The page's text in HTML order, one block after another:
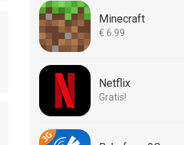
Minecraft
€ 6.99
Netflix
Gratis!